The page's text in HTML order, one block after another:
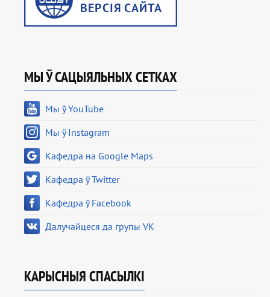
МЫ Ў САЦЫЯЛЬНЫХ СЕТКАХ
Мы ў YouTube
Мы ў Instagram
Кафедра на Google Maps
Кафедра ў Twitter
Кафедра ў Facebook
Далучайцеся да групы VK
КАРЫСНЫЯ СПАСЫЛКІ